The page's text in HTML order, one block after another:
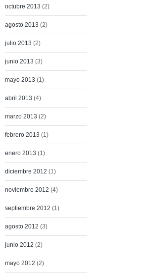
octubre 2013 (2)
agosto 2013 (2)
julio 2013 (2)
junio 2013 (3)
mayo 2013 (1)
abril 2013 (4)
marzo 2013 (2)
febrero 2013 (1)
enero 2013 (1)
diciembre 2012 (1)
noviembre 2012 (4)
septiembre 2012 (1)
agosto 2012 (3)
junio 2012 (2)
mayo 2012 (2)